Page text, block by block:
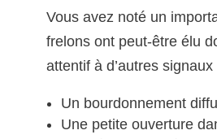
Vous avez noté un
frelons ont peut-être élu
attentif à d’autres signaux
Un bourdonnement
Une petite ouverture